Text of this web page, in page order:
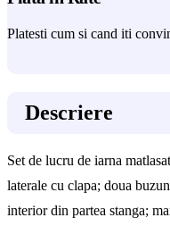
Platesti cum si cand iti
Descriere
Set de lucru de iarna
laterale cu clapa; doua
interior din partea stanga;